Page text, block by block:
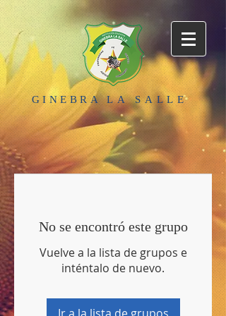
LA SALLE
GINEBRA
No se encontró este grupo
Vuelve a la lista de grupos e
inténtalo de nuevo.
Ir a la lista de grupos